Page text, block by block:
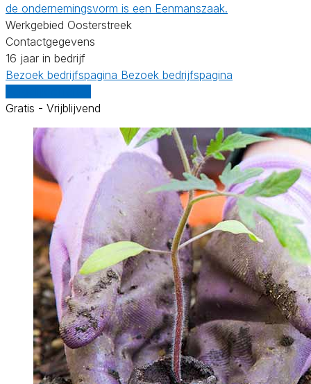
de ondernemingsvorm is een Eenmanszaak.
Werkgebied Oosterstreek
Contactgegevens
16 jaar in bedrijf
Bezoek bedrijfspagina Bezoek bedrijfspagina
Gratis - Vrijblijvend